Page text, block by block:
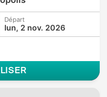
Départ
lun, 2 nov. 2026